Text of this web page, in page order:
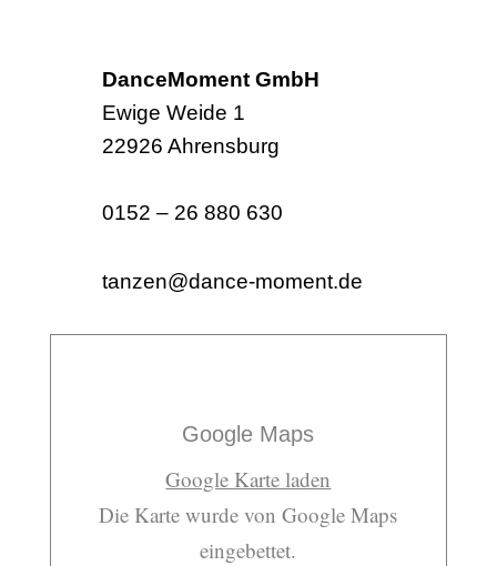
DanceMoment GmbH
Ewige Weide 1
22926 Ahrensburg
0152 – 26 880 630
tanzen@dance-moment.de
Google Maps
Google Karte laden
Die Karte wurde von Google Maps
eingebettet.